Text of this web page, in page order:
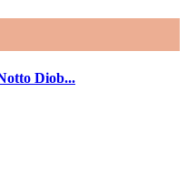
Diob...